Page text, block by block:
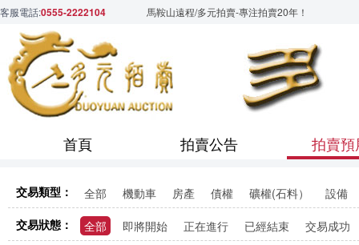
客服電話:0555-2222104 馬鞍山遠程/多元拍賣-專注拍賣20年！
首頁 拍賣公告 拍賣
交易類型： 全部 機動車 房產 債權 礦權(石料）
設備
交易狀態：
全部 即將開始 正在進行 已經結束
交易成功